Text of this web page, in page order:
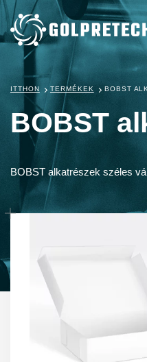
ITTHON TERMÉKEK BOBST
BOBST
BOBST alkatrészek széles